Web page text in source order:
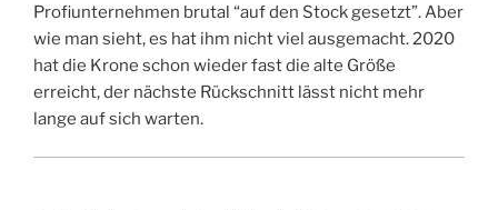
Profiunternehmen brutal “auf den Stock gesetzt”. Aber
wie man sieht, es hat ihm nicht viel ausgemacht. 2020
hat die Krone schon wieder fast die alte Größe
erreicht, der nächste Rückschnitt lässt nicht mehr
lange auf sich warten.